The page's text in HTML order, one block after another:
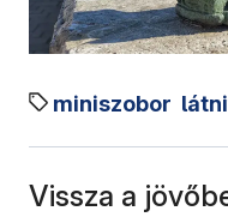
miniszobor
Vissza a